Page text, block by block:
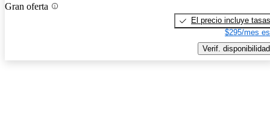
Gran oferta
El precio incluye tasas
$295/mes
Verif. disponibilidad